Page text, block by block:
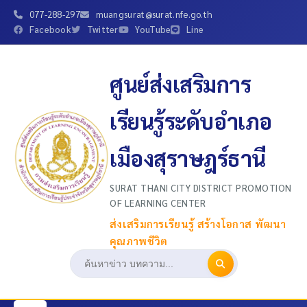
077-288-297
muangsurat@surat.nfe.go.th
Facebook
Twitter YouTube Line
ศูนย์ส่งเสริมการ
เรียนรู้ระดับอำเภอ
เมืองสุราษฎร์ธานี
SURAT THANI CITY DISTRICT PROMOTION
OF LEARNING CENTER
ส่งเสริมการเรียนรู้ สร้างโอกาส พัฒนา
คุณภาพชีวิต